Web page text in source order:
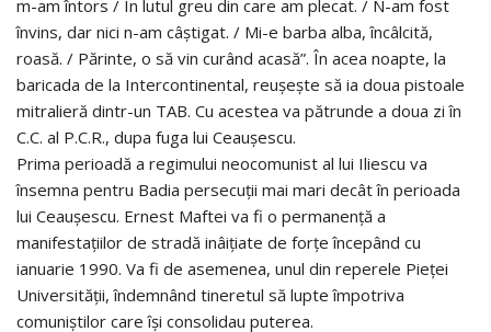
m-am întors / În lutul greu din care am plecat. / N-am fost
învins, dar nici n-am câştigat. / Mi-e barba alba, încâlcită,
roasă. / Părinte, o să vin curând acasă”. În acea noapte, la
baricada de la Intercontinental, reuşeşte să ia doua pistoale
mitralieră dintr-un TAB. Cu acestea va pătrunde a doua zi în
C.C. al P.C.R., dupa fuga lui Ceauşescu.
Prima perioadă a regimului neocomunist al lui Iliescu va
însemna pentru Badia persecuţii mai mari decât în perioada
lui Ceauşescu. Ernest Maftei va fi o permanenţă a
manifestaţiilor de stradă inâiţiate de forţe începând cu
ianuarie 1990. Va fi de asemenea, unul din reperele Pieţei
Universităţii, îndemnând tineretul să lupte împotriva
comuniştilor care îşi consolidau puterea.